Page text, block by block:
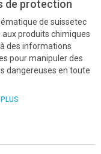
de protection
de suissetec
aux produits chimiques
des informations
pour manipuler des
dangereuses en toute